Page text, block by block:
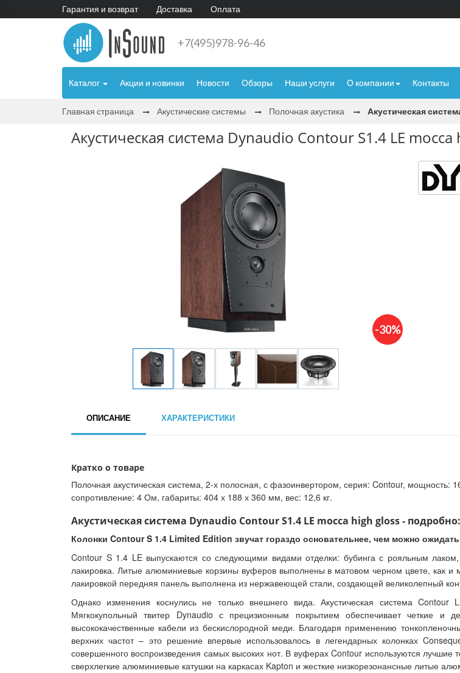
Гарантия и возврат Доставка Оплата
+7(495)978-96-46
Каталог Акции и новинки Новости Обзоры Наши услуги О компании Контакты
Главная страница Акустические системы Полочная акустика Акустическая
Акустическая система Dynaudio Contour S1.4 LE mocca
-30%
ОПИСАНИЕ ХАРАКТЕРИСТИКИ
Кратко о товаре
Полочная акустическая система, 2-х полосная, с фазоинвертором, серия: Contour, мощность:
сопротивление: 4 Ом, габариты: 404 х 188 х 360 мм, вес: 12,6 кг.
Акустическая система Dynaudio Contour S1.4 LE mocca high gloss - подробно:
Колонки Contour S 1.4 Limited Edition звучат гораздо основательнее, чем можно
Contour S 1.4 LE выпускаются со следующими видами отделки: бубинга с рояльным
лакировка. Литые алюминиевые корзины вуферов выполнены в матовом черном цвете, как и
лакировкой передняя панель выполнена из нержавеющей стали, создающей великолепный
Однако изменения коснулись не только внешнего вида. Акустическая система Contour
Мягкокупольный твитер Dynaudio с прецизионным покрытием обеспечивает четкие и
высококачественные кабели из бескислородной меди. Благодаря применению
верхних частот – это решение впервые использовалось в легендарных колонках
совершенного воспроизведения самых высоких нот. В вуферах Contour используются
сверхлегкие алюминиевые катушки на каркасах Kapton и жесткие низкорезонансные литые